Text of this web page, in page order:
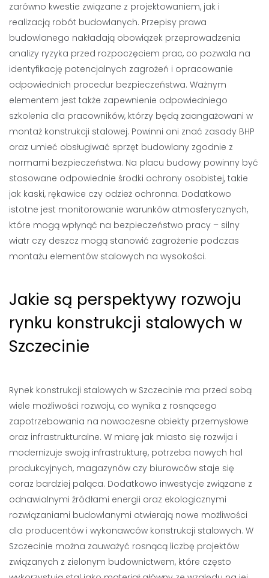
zarówno kwestie związane z projektowaniem, jak i
realizacją robót budowlanych. Przepisy prawa
budowlanego nakładają obowiązek przeprowadzenia
analizy ryzyka przed rozpoczęciem prac, co pozwala na
identyfikację potencjalnych zagrożeń i opracowanie
odpowiednich procedur bezpieczeństwa. Ważnym
elementem jest także zapewnienie odpowiedniego
szkolenia dla pracowników, którzy będą zaangażowani w
montaż konstrukcji stalowej. Powinni oni znać zasady BHP
oraz umieć obsługiwać sprzęt budowlany zgodnie z
normami bezpieczeństwa. Na placu budowy powinny być
stosowane odpowiednie środki ochrony osobistej, takie
jak kaski, rękawice czy odzież ochronna. Dodatkowo
istotne jest monitorowanie warunków atmosferycznych,
które mogą wpłynąć na bezpieczeństwo pracy – silny
wiatr czy deszcz mogą stanowić zagrożenie podczas
montażu elementów stalowych na wysokości.
Jakie są perspektywy rozwoju
rynku konstrukcji stalowych w
Szczecinie
Rynek konstrukcji stalowych w Szczecinie ma przed sobą
wiele możliwości rozwoju, co wynika z rosnącego
zapotrzebowania na nowoczesne obiekty przemysłowe
oraz infrastrukturalne. W miarę jak miasto się rozwija i
modernizuje swoją infrastrukturę, potrzeba nowych hal
produkcyjnych, magazynów czy biurowców staje się
coraz bardziej paląca. Dodatkowo inwestycje związane z
odnawialnymi źródłami energii oraz ekologicznymi
rozwiązaniami budowlanymi otwierają nowe możliwości
dla producentów i wykonawców konstrukcji stalowych. W
Szczecinie można zauważyć rosnącą liczbę projektów
związanych z zielonym budownictwem, które często